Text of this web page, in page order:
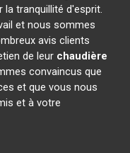
tranquillité d'esprit.
et nous sommes
avis clients
de leur chaudière
convaincus que
et que vous nous
et à votre